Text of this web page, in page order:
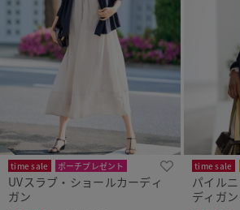
time sale
ポーチプレゼント
洗濯機可
UVスラブ・ショールカーディ
ガン
time sale
パイル
ディガン